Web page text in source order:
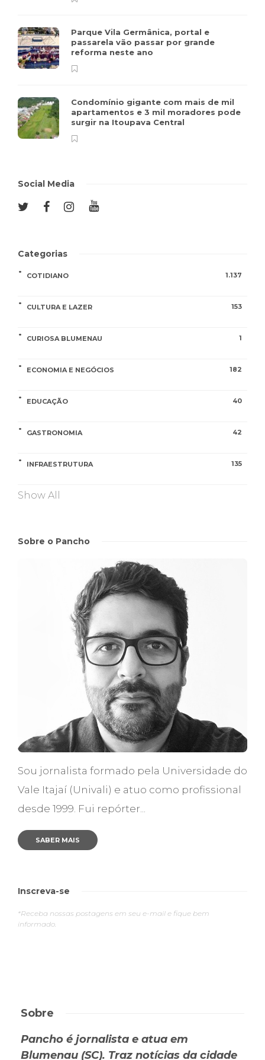
Parque Vila Germânica, portal e
passarela vão passar por grande
reforma neste ano
Condomínio gigante com mais de mil
apartamentos e 3 mil moradores pode
surgir na Itoupava Central
Social Media
Categorias
COTIDIANO 1.137
CULTURA E LAZER 153
CURIOSA BLUMENAU 1
ECONOMIA E NEGÓCIOS 182
EDUCAÇÃO 40
GASTRONOMIA 42
INFRAESTRUTURA 135
Show All
Sobre o Pancho
Sou jornalista formado pela Universidade do
Vale Itajaí (Univali) e atuo como profissional
desde 1999. Fui repórter...
SABER MAIS
Inscreva-se
*Receba nossas postagens em seu e-mail e fique bem
informado.
Sobre
Pancho é jornalista e atua em
Blumenau (SC). Traz notícias da cidade